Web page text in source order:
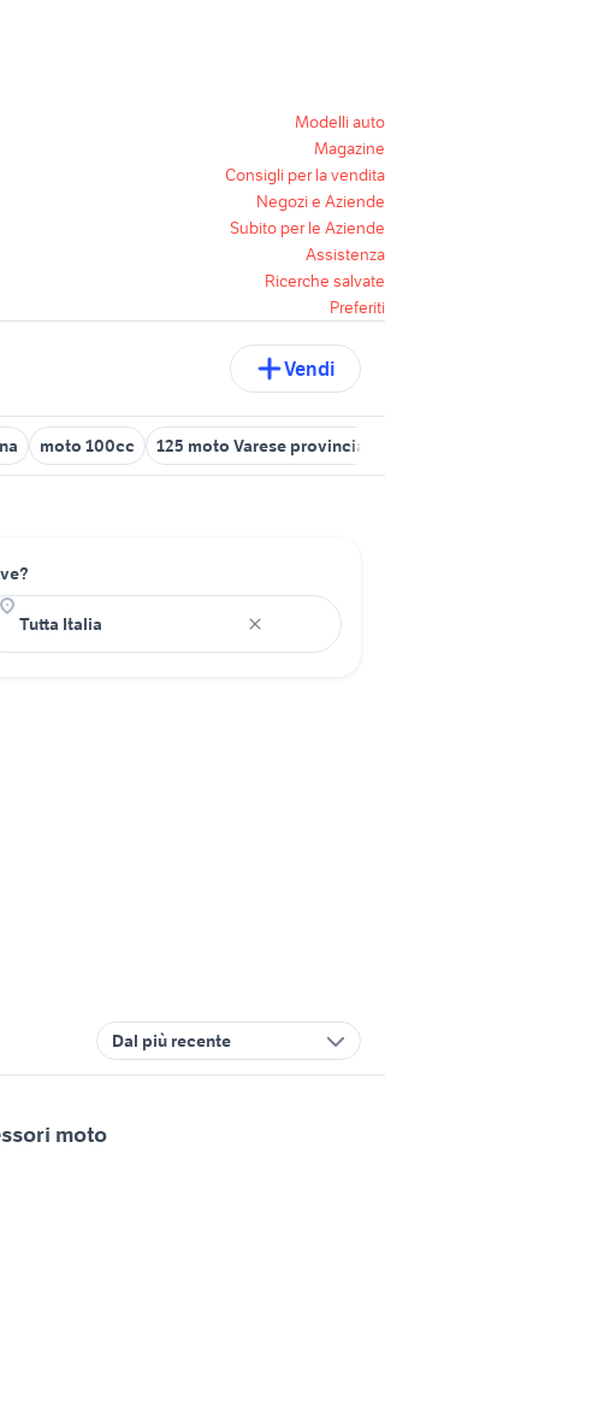
Modelli auto
Magazine
Consigli per la vendita
Negozi e Aziende
Subito per le Aziende
Assistenza
Ricerche salvate
Preferiti
Vendi
moto 100cc 125 moto Varese provincia
Dal più recente
moto